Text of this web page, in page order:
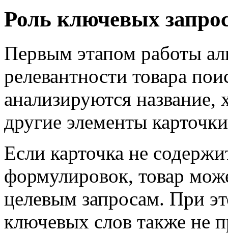
Роль ключевых
Первым этапом работы
релевантности товара
анализируются название,
другие элементы
Если карточка не
формулировок, товар
целевым запросам. При
ключевых слов также не